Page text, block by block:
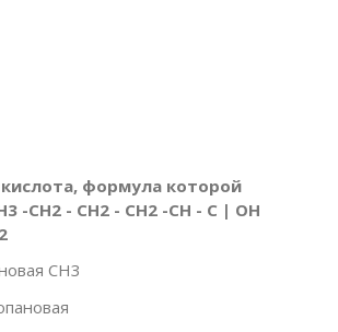
формула которой
-СН2 - СН2 - СН2 -СН - С | ОН
СН3